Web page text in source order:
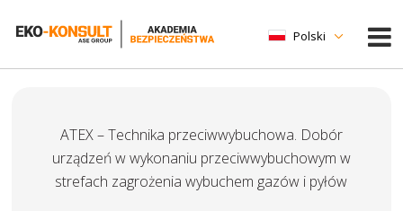
Polski
ATEX – Technika przeciwwybuchowa. Dobór
urządzeń w wykonaniu przeciwwybuchowym w
strefach zagrożenia wybuchem gazów i pyłów